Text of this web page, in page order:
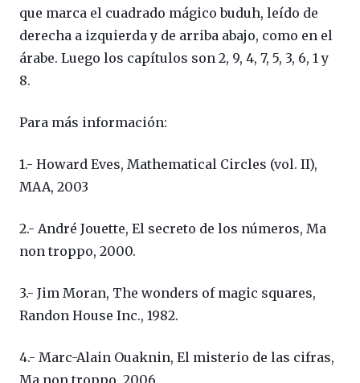
que marca el cuadrado mágico buduh, leído de
derecha a izquierda y de arriba abajo, como en el
árabe. Luego los capítulos son 2, 9, 4, 7, 5, 3, 6, 1 y
8.
Para más información:
1.- Howard Eves, Mathematical Circles (vol. II),
MAA, 2003
2.- André Jouette, El secreto de los números, Ma
non troppo, 2000.
3.- Jim Moran, The wonders of magic squares,
Randon House Inc., 1982.
4.- Marc-Alain Ouaknin, El misterio de las cifras,